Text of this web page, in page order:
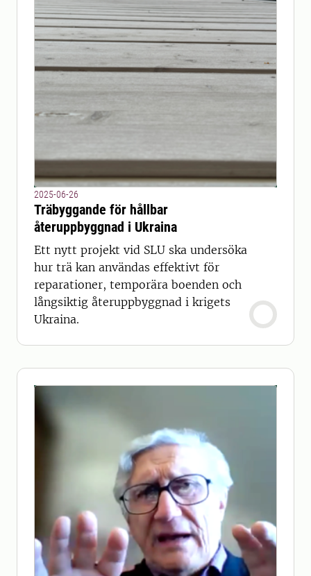
2025-06-26
Träbyggande för hållbar
återuppbyggnad i Ukraina
Ett nytt projekt vid SLU ska undersöka
hur trä kan användas effektivt för
reparationer, temporära boenden och
långsiktig återuppbyggnad i krigets
Ukraina.